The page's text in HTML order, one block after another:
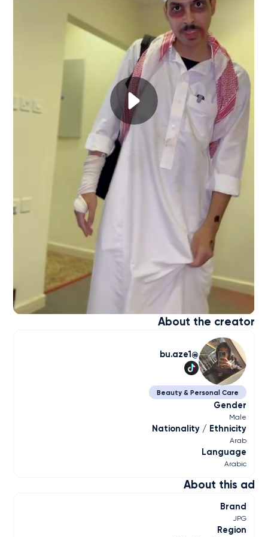
About this ad
Brand
JPG
Region
About the creator
bu.aze1
Beauty & Personal Care
Gender
Male
Nationality / Ethnicity
Arab
Language
Arabic